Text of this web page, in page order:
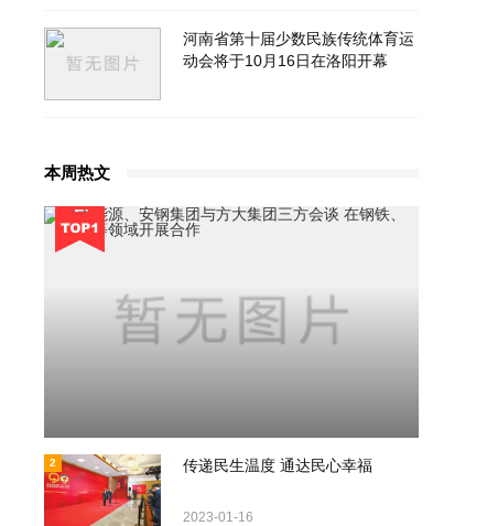
河南省第十届少数民族传统体育运
动会将于10月16日在洛阳开幕
本周热文
方会谈 在钢铁、煤炭等领域开展
合作
2021-08-21
传递民生温度 通达民心幸福
2023-01-16
2